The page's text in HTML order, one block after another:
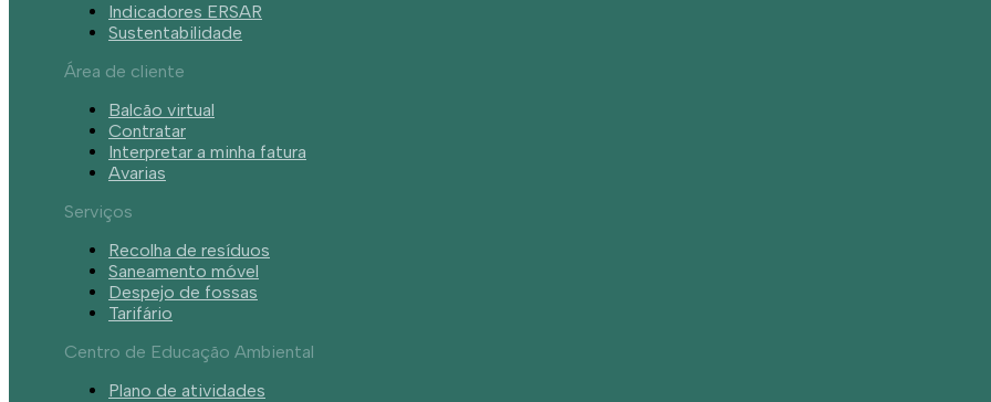
Indicadores ERSAR
Sustentabilidade
Área de cliente
Balcão virtual
Contratar
Interpretar a minha fatura
Avarias
Serviços
Recolha de resíduos
Saneamento móvel
Despejo de fossas
Tarifário
Centro de Educação Ambiental
Plano de atividades